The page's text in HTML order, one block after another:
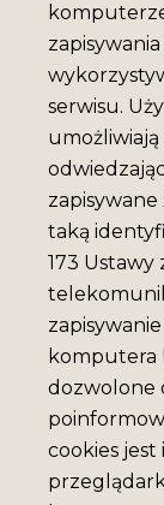
serwisu.
taką
173 Ustawy
komputera
dozwolone
cookies